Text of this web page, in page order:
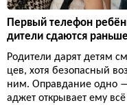
Первый телефон
дители сдаются
Родители дарят детям
цев, хотя безопасный
ним. Оправдание одно
аджет открывает ему